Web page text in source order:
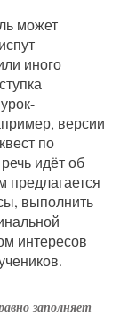
может
иного
версии
по
идёт об
предлагается
выполнить
интересов
заполняет